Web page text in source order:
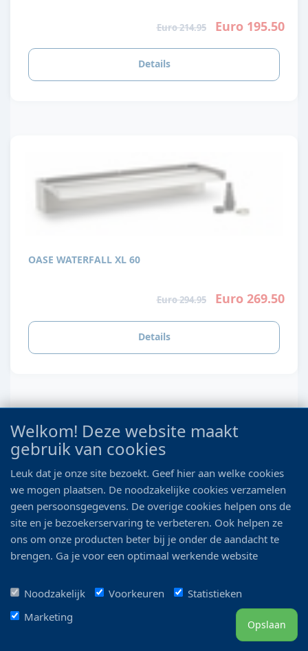
Euro 214.95 Euro 195.50
Details
OASE WATERFALL XL 60
Euro 294.95 Euro 269.50
Details
OASE WATERFALL XL 90
Welkom! Deze website maakt
gebruik van cookies
Leuk dat je onze site bezoekt. Geef hier aan welke cookies
we mogen plaatsen. De noodzakelijke cookies verzamelen
geen persoonsgegevens. De overige cookies helpen ons de
site en je bezoekerservaring te verbeteren. Ook helpen ze
ons om onze producten beter bij je onder de aandacht te
brengen. Ga je voor een optimaal werkende website
Noodzakelijk
Voorkeuren
Statistieken
Marketing
Opslaan